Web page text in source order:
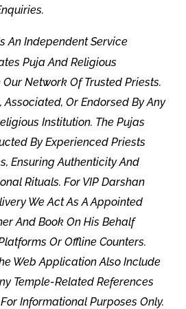
An Independent Service
Puja And Religious
Network Of Trusted Priests.
Associated, Or Endorsed By Any
Institution. The Pujas
By Experienced Priests
Ensuring Authenticity And
Rituals. For VIP Darshan
We Act As A Appointed
And Book On His Behalf
Or Offline Counters.
Web Application Also Include
Temple-Related References
Informational Purposes Only.